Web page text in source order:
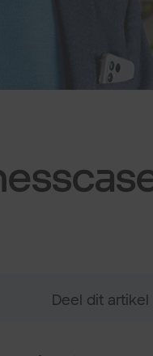
Deel dit artikel